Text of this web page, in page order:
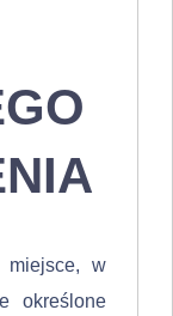
miejsce, w
określone